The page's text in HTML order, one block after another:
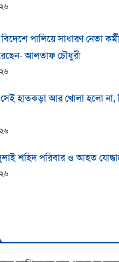
পালিয়ে সাধারণ নেতা
আলতাফ চৌধুরী
হাতকড়া আর খোলা হলো না,
শহিদ পরিবার ও আহত